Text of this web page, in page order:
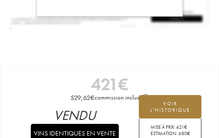
421€
529,62€commission incluse
VOIR
L'HISTORIQUE
MISE À PRIX:421€
ESTIMATION:680€
VENDU
VINS IDENTIQUES EN VENTE